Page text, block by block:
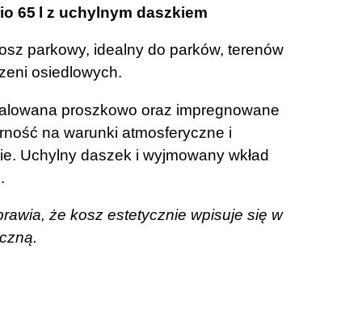
65 l z uchylnym daszkiem
parkowy, idealny do parków, terenów
osiedlowych.
proszkowo oraz impregnowane
na warunki atmosferyczne i
Uchylny daszek i wyjmowany wkład
że kosz estetycznie wpisuje się w